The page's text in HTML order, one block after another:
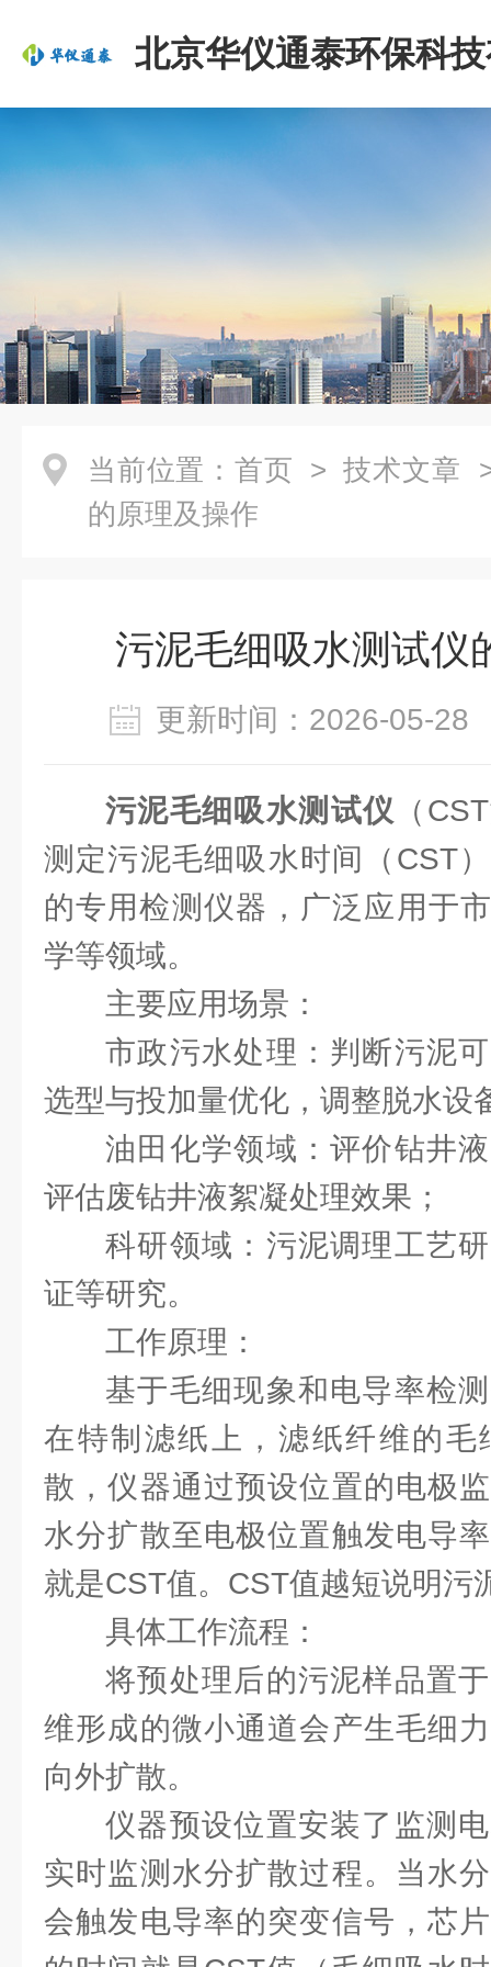
北京华仪通泰环保科
司
当前位置： 首页 > 技术文章
的原理及操作
污泥毛细吸水测试仪
更新时间：2026-05-
污泥毛细吸水测试仪 （
测定污泥毛细吸水时间（CST
的专用检测仪器‌，广泛应用于
学等领域。
主要应用场景：
市政污水处理：判断污泥
选型与投加量优化，调整脱水设
油田化学领域：评价钻井
评估废钻井液絮凝处理效果；
科研领域：污泥调理工艺
证等研究。
工作原理：
基于毛细现象和电导率检
在特制滤纸上，滤纸纤维的毛
散，仪器通过预设位置的电极
水分扩散至电极位置触发电导
就是CST值。CST值越短说明污
具体工作流程：
将预处理后的污泥样品置
维形成的微小通道会产生毛细
向外扩散。
仪器预设位置安装了监测
实时监测水分扩散过程。当水
会触发电导率的突变信号，芯